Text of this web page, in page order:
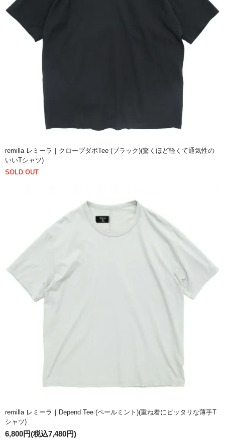
remilla レミーラ｜クロープダボTee (ブラック)(驚くほど軽くて通気性の
いいTシャツ)
SOLD OUT
remilla レミーラ｜Depend Tee (ペールミント)(重ね着にピッタリな薄手T
シャツ)
6,800円(税込7,480円)